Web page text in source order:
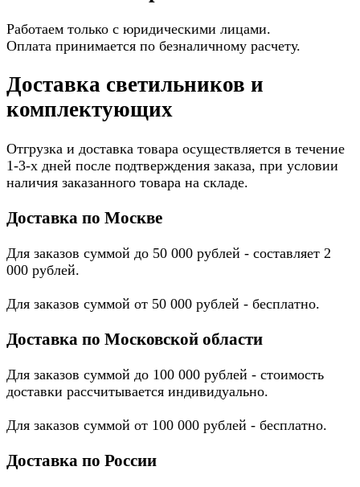
Работаем только с юридическими лицами.
Оплата принимается по безналичному расчету.
Доставка светильников и
комплектующих
Отгрузка и доставка товара осуществляется в течение
1-3-х дней после подтверждения заказа, при условии
наличия заказанного товара на складе.
Доставка по Москве
Для заказов суммой до 50 000 рублей - составляет 2
000 рублей.
Для заказов суммой от 50 000 рублей - бесплатно.
Доставка по Московской области
Для заказов суммой до 100 000 рублей - стоимость
доставки рассчитывается индивидуально.
Для заказов суммой от 100 000 рублей - бесплатно.
Доставка по России